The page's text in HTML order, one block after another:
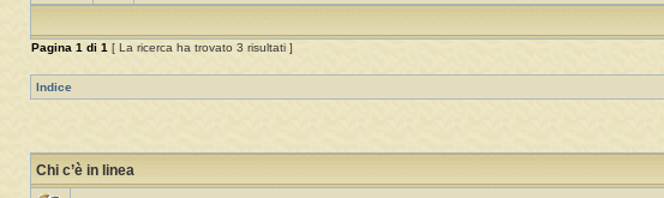
Pagina 1 di 1 [ La ricerca ha trovato 3 risultati ]
Indice
Chi c’è in linea